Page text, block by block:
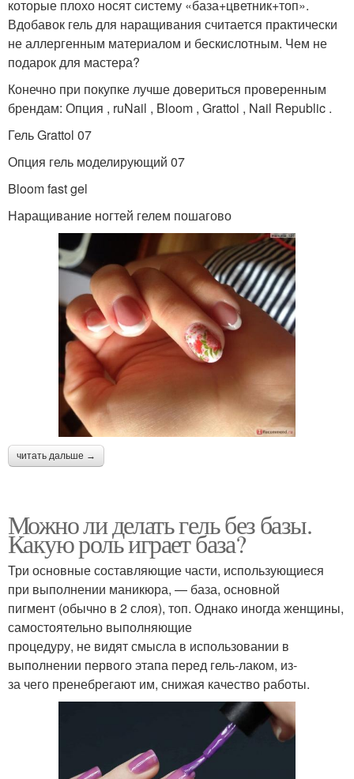
которые плохо носят систему «база+цветник+топ».
Вдобавок гель для наращивания считается практически
не аллергенным материалом и бескислотным. Чем не
подарок для мастера?
Конечно при покупке лучше довериться проверенным
брендам: Опция , ruNail , Bloom , Grattol , Nail Republic .
Гель Grattol 07
Опция гель моделирующий 07
Bloom fast gel
Наращивание ногтей гелем пошагово
читать дальше →
Можно ли делать гель без базы.
Какую роль играет база?
Три основные составляющие части, использующиеся
при выполнении маникюра, — база, основной
пигмент (обычно в 2 слоя), топ. Однако иногда женщины,
самостоятельно выполняющие
процедуру, не видят смысла в использовании в
выполнении первого этапа перед гель-лаком, из-
за чего пренебрегают им, снижая качество работы.